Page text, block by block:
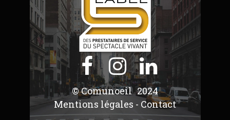
  
© Comunoeil 2024
Mentions légales - Contact